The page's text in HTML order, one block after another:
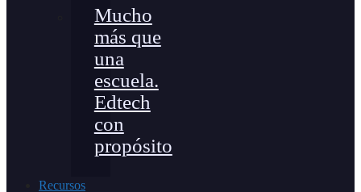
Mucho
más que
una
escuela.
Edtech
con
propósito
Recursos